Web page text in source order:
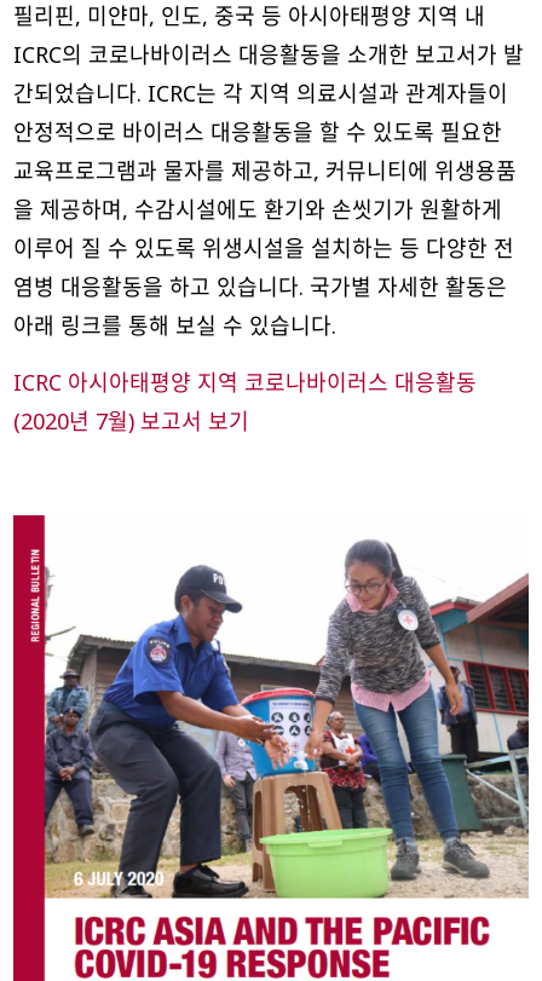
필리핀, 미얀마, 인도, 중국 등 아시아태평양 지역 내
ICRC의 코로나바이러스 대응활동을 소개한 보고서가 발
간되었습니다. ICRC는 각 지역 의료시설과 관계자들이
안정적으로 바이러스 대응활동을 할 수 있도록 필요한
교육프로그램과 물자를 제공하고, 커뮤니티에 위생용품
을 제공하며, 수감시설에도 환기와 손씻기가 원활하게
이루어 질 수 있도록 위생시설을 설치하는 등 다양한 전
염병 대응활동을 하고 있습니다. 국가별 자세한 활동은
아래 링크를 통해 보실 수 있습니다.
ICRC 아시아태평양 지역 코로나바이러스 대응활동
(2020년 7월) 보고서 보기